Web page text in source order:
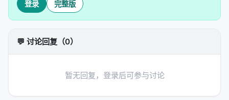
登录 完整版
💬 讨论回复（0）
暂无回复，登录后可参与讨论